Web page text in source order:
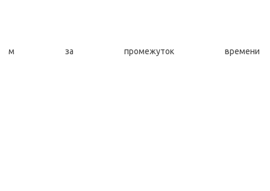
м за промежуток времени